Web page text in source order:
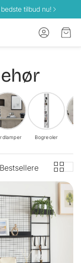
tilbud nu!
Konto
Bogreoler
Bestsellere